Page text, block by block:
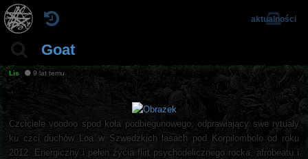
Goat
aktualności
Lis 9 lat temu
Czciciele voodoo spod koła podbiegunowego, odprawiający swe rytuały
ku czci duchów Loa w Szwedzkich lasach pod Korpilombolo od roku
2012. Energiczny i pełen życia flirt psychodelicznego rocka, afrobeatu i